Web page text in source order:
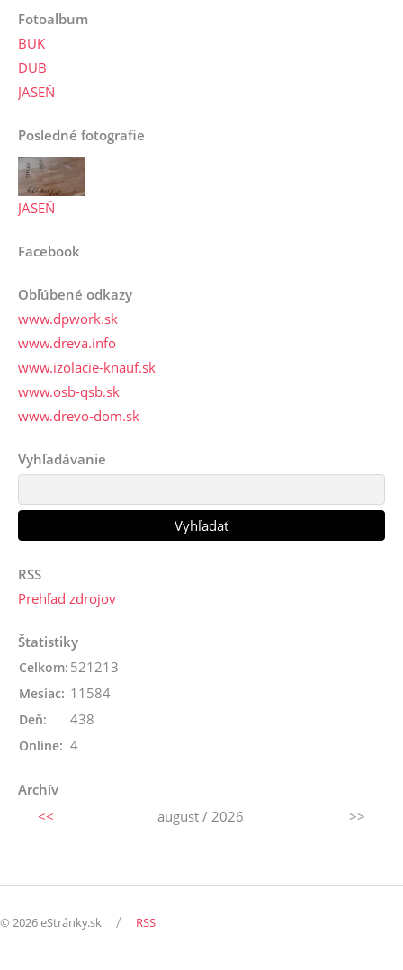
Fotoalbum
BUK
DUB
JASEŇ
Posledné fotografie
JASEŇ
Facebook
Obľúbené odkazy
www.dpwork.sk
www.dreva.info
www.izolacie-knauf.sk
www.osb-qsb.sk
www.drevo-dom.sk
Vyhľadávanie
RSS
Prehľad zdrojov
Štatistiky
Online: 4
Celkom: 521213
Mesiac: 11584
Deň: 438
Archív
<<
august / 2026 >>
© 2026 eStránky.sk / RSS